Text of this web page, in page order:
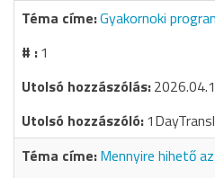
Gyakornoki
1
Mennyire hihető